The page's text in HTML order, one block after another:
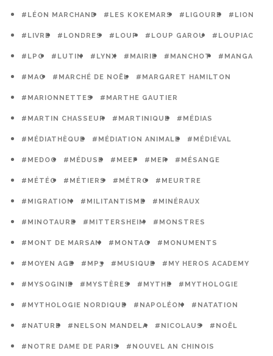
#LÉON MARCHAND #LES KOKEMARS #LIGOURE #LION
#LIVRE #LONDRES #LOUP #LOUP GAROU #LOUPIAC
#LPO #LUTIN #LYNX #MAIRIE #MANCHOT #MANGA
#MAO #MARCHÉ DE NOËL #MARGARET HAMILTON
#MARIONNETTES #MARTHE GAUTIER
#MARTIN CHASSEUR #MARTINIQUE #MÉDIAS
#MÉDIATHÈQUE #MÉDIATION ANIMALE #MÉDIÉVAL
#MEDOC #MÉDUSE #MEEF #MER #MÉSANGE
#MÉTÉO #MÉTIERS #MÉTRO #MEURTRE
#MIGRATION #MILITANTISME #MINÉRAUX
#MINOTAURE #MITTERSHEIM #MONSTRES
#MONT DE MARSAN #MONTAG #MONUMENTS
#MOYEN AGE #MP3 #MUSIQUE #MY HEROS ACADEMY
#MYSOGINIE #MYSTÈRES #MYTHE #MYTHOLOGIE
#MYTHOLOGIE NORDIQUE #NAPOLÉON #NATATION
#NATURE #NELSON MANDELA #NICOLAUS #NOËL
#NOTRE DAME DE PARIS #NOUVEL AN CHINOIS